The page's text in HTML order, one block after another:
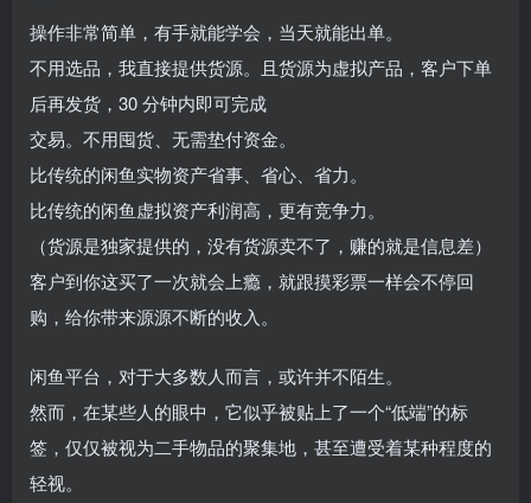
操作非常简单，有手就能学会，当天就能出单。
不用选品，我直接提供货源。且货源为虚拟产品，客户下单
后再发货，30 分钟内即可完成
交易。不用囤货、无需垫付资金。
比传统的闲鱼实物资产省事、省心、省力。
比传统的闲鱼虚拟资产利润高，更有竞争力。
（货源是独家提供的，没有货源卖不了，赚的就是信息差）
客户到你这买了一次就会上瘾，就跟摸彩票一样会不停回
购，给你带来源源不断的收入。
闲鱼平台，对于大多数人而言，或许并不陌生。
然而，在某些人的眼中，它似乎被贴上了一个“低端”的标
签，仅仅被视为二手物品的聚集地，甚至遭受着某种程度的
轻视。